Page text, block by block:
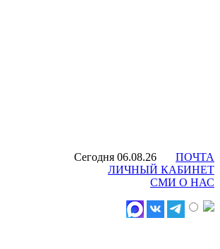
Сегодня 06.08.26
ПОЧТА
ЛИЧНЫЙ КАБИНЕТ
СМИ О НАС